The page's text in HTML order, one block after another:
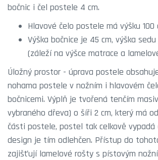
bočnic i čel postele 4 cm.
Hlavové čelo postele má výšku 100
Výška bočnice je 45 cm, výška
(záleží na výšce matrace a
Úložný prostor - úprava postele
nohama postele v nožním i hlavovém
bočnicemi. Výplň je tvořená tenčím
vybraného dřeva) o šíři 2 cm, který má
části postele, postel tak celkově
design je tím odlehčen. Přístup do
zajišťují lamelové rošty s pístovým